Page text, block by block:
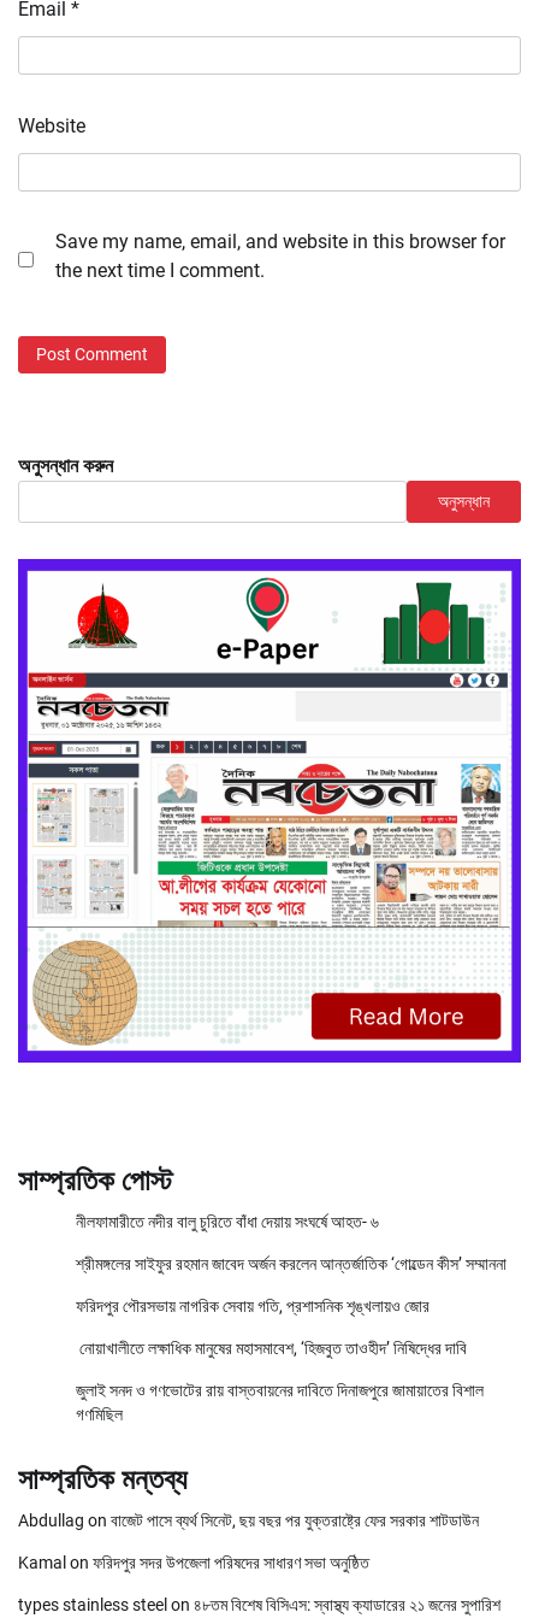
Email *
Website
Save my name, email, and website in this browser for
the next time I comment.
অনুসন্ধান করুন
অনুসন্ধান
সাম্প্রতিক পোস্ট
নীলফামারীতে নদীর বালু চুরিতে বাঁধা দেয়ায় সংঘর্ষে আহত- ৬
শ্রীমঙ্গলের সাইফুর রহমান জাবেদ অর্জন করলেন আন্তর্জাতিক ‘গোল্ডেন কীস’ সম্মাননা
ফরিদপুর পৌরসভায় নাগরিক সেবায় গতি, প্রশাসনিক শৃঙ্খলায়ও জোর
নোয়াখালীতে লক্ষাধিক মানুষের মহাসমাবেশ, ‘হিজবুত তাওহীদ’ নিষিদ্ধের দাবি
জুলাই সনদ ও গণভোটের রায় বাস্তবায়নের দাবিতে দিনাজপুরে জামায়াতের বিশাল
গণমিছিল
সাম্প্রতিক মন্তব্য
Abdullag on বাজেট পাসে ব্যর্থ সিনেট, ছয় বছর পর যুক্তরাষ্ট্রে ফের সরকার শাটডাউন
Kamal on ফরিদপুর সদর উপজেলা পরিষদের সাধারণ সভা অনুষ্ঠিত
types stainless steel on ৪৮তম বিশেষ বিসিএস: স্বাস্থ্য ক্যাডারের ২১ জনের সুপারিশ